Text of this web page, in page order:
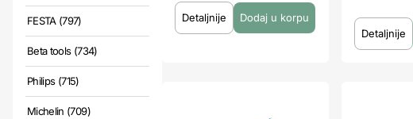
FESTA (797)
Beta tools (734)
Philips (715)
Michelin (709)
Detaljnije
Detaljnije